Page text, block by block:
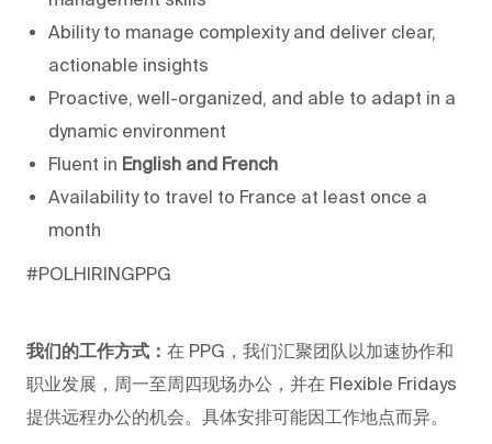
Ability to manage complexity and deliver clear,
actionable insights
Proactive, well-organized, and able to adapt in a
dynamic environment
Fluent in English and French
Availability to travel to France at least once a
month
#POLHIRINGPPG
我们的工作方式： 在 PPG，我们汇聚团队以加速协作和
职业发展，周一至周四现场办公，并在 Flexible Fridays
提供远程办公的机会。具体安排可能因工作地点而异。